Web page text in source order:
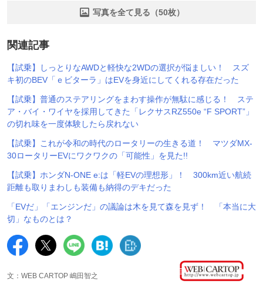
写真を全て見る（50枚）
関連記事
【試乗】しっとりなAWDと軽快な2WDの選択が悩ましい！ スズ
キ初のBEV「ｅビターラ」はEVを身近にしてくれる存在だった
【試乗】普通のステアリングをまわす操作が無駄に感じる！ ステ
ア・バイ・ワイヤを採用してきた「レクサスRZ550e “F SPORT”」
の切れ味を一度体験したら戻れない
【試乗】これが令和の時代のロータリーの生きる道！ マツダMX-
30ロータリーEVにワクワクの「可能性」を見た!!
【試乗】ホンダN-ONE e:は「軽EVの理想形」！ 300km近い航続
距離も取りまわしも装備も納得のデキだった
「EVだ」「エンジンだ」の議論は木を見て森を見ず！ 「本当に大
切」なものとは？
文：WEB CARTOP 嶋田智之